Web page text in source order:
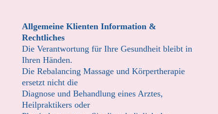
Allgemeine Klienten Information &
Rechtliches
Die Verantwortung für Ihre Gesundheit bleibt in
Ihren Händen.
Die Rebalancing Massage und Körpertherapie
ersetzt nicht die
Diagnose und Behandlung eines Arztes,
Heilpraktikers oder